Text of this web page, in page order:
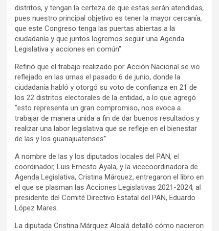
distritos, y tengan la certeza de que estas serán atendidas,
pues nuestro principal objetivo es tener la mayor cercanía,
que este Congreso tenga las puertas abiertas a la
ciudadanía y que juntos logremos seguir una Agenda
Legislativa y acciones en común”.
Refirió que el trabajo realizado por Acción Nacional se vio
reflejado en las urnas el pasado 6 de junio, donde la
ciudadanía habló y otorgó su voto de confianza en 21 de
los 22 distritos electorales de la entidad, a lo que agregó
“esto representa un gran compromiso, nos evoca a
trabajar de manera unida a fin de dar buenos resultados y
realizar una labor legislativa que se refleje en el bienestar
de las y los guanajuatenses”.
A nombre de las y los diputados locales del PAN, el
coordinador, Luis Ernesto Ayala, y la vicecoordinadora de
Agenda Legislativa, Cristina Márquez, entregaron el libro en
el que se plasman las Acciones Legislativas 2021-2024, al
presidente del Comité Directivo Estatal del PAN, Eduardo
López Mares.
La diputada Cristina Márquez Alcalá detalló cómo nacieron